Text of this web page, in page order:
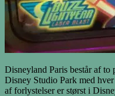
Disneyland Paris består af
Disney Studio Park med
af forlystelser er størst i